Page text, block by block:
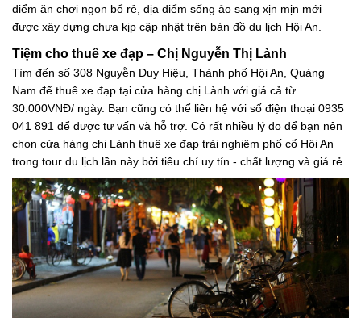
điểm ăn chơi ngon bổ rẻ, địa điểm sống ảo sang xịn mịn mới
được xây dựng chưa kịp cập nhật trên bản đồ du lịch Hội An.
Tiệm cho thuê xe đạp – Chị Nguyễn Thị Lành
Tìm đến số 308 Nguyễn Duy Hiệu, Thành phố Hội An, Quảng
Nam để thuê xe đạp tại cửa hàng chị Lành với giá cả từ
30.000VNĐ/ ngày. Bạn cũng có thể liên hệ với số điện thoại 0935
041 891 để được tư vấn và hỗ trợ. Có rất nhiều lý do để bạn nên
chọn cửa hàng chị Lành thuê xe đạp trải nghiệm phố cổ Hội An
trong tour du lịch lần này bởi tiêu chí uy tín - chất lượng và giá rẻ.